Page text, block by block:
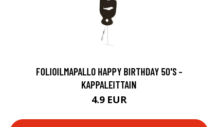
FOLIOILMAPALLO HAPPY BIRTHDAY 50'S -
KAPPALEITTAIN
4.9 EUR